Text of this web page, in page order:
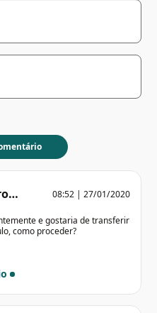
08:52 | 27/01/2020
e gostaria de transferir
como proceder?